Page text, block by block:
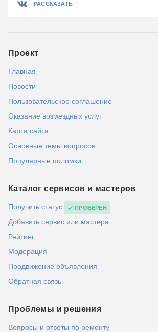
РАССКАЗАТЬ
Проект
Главная
Новости
Пользовательское соглашение
Оказание возмездных услуг
Карта сайта
Основные темы вопросов
Популярные поломки
Каталог сервисов и мастеров
Получить статус ПРОВЕРЕН
Добавить сервис или мастера
Рейтинг
Модерация
Продвижение объявления
Обратная связь
Проблемы и решения
Вопросы и ответы по ремонту